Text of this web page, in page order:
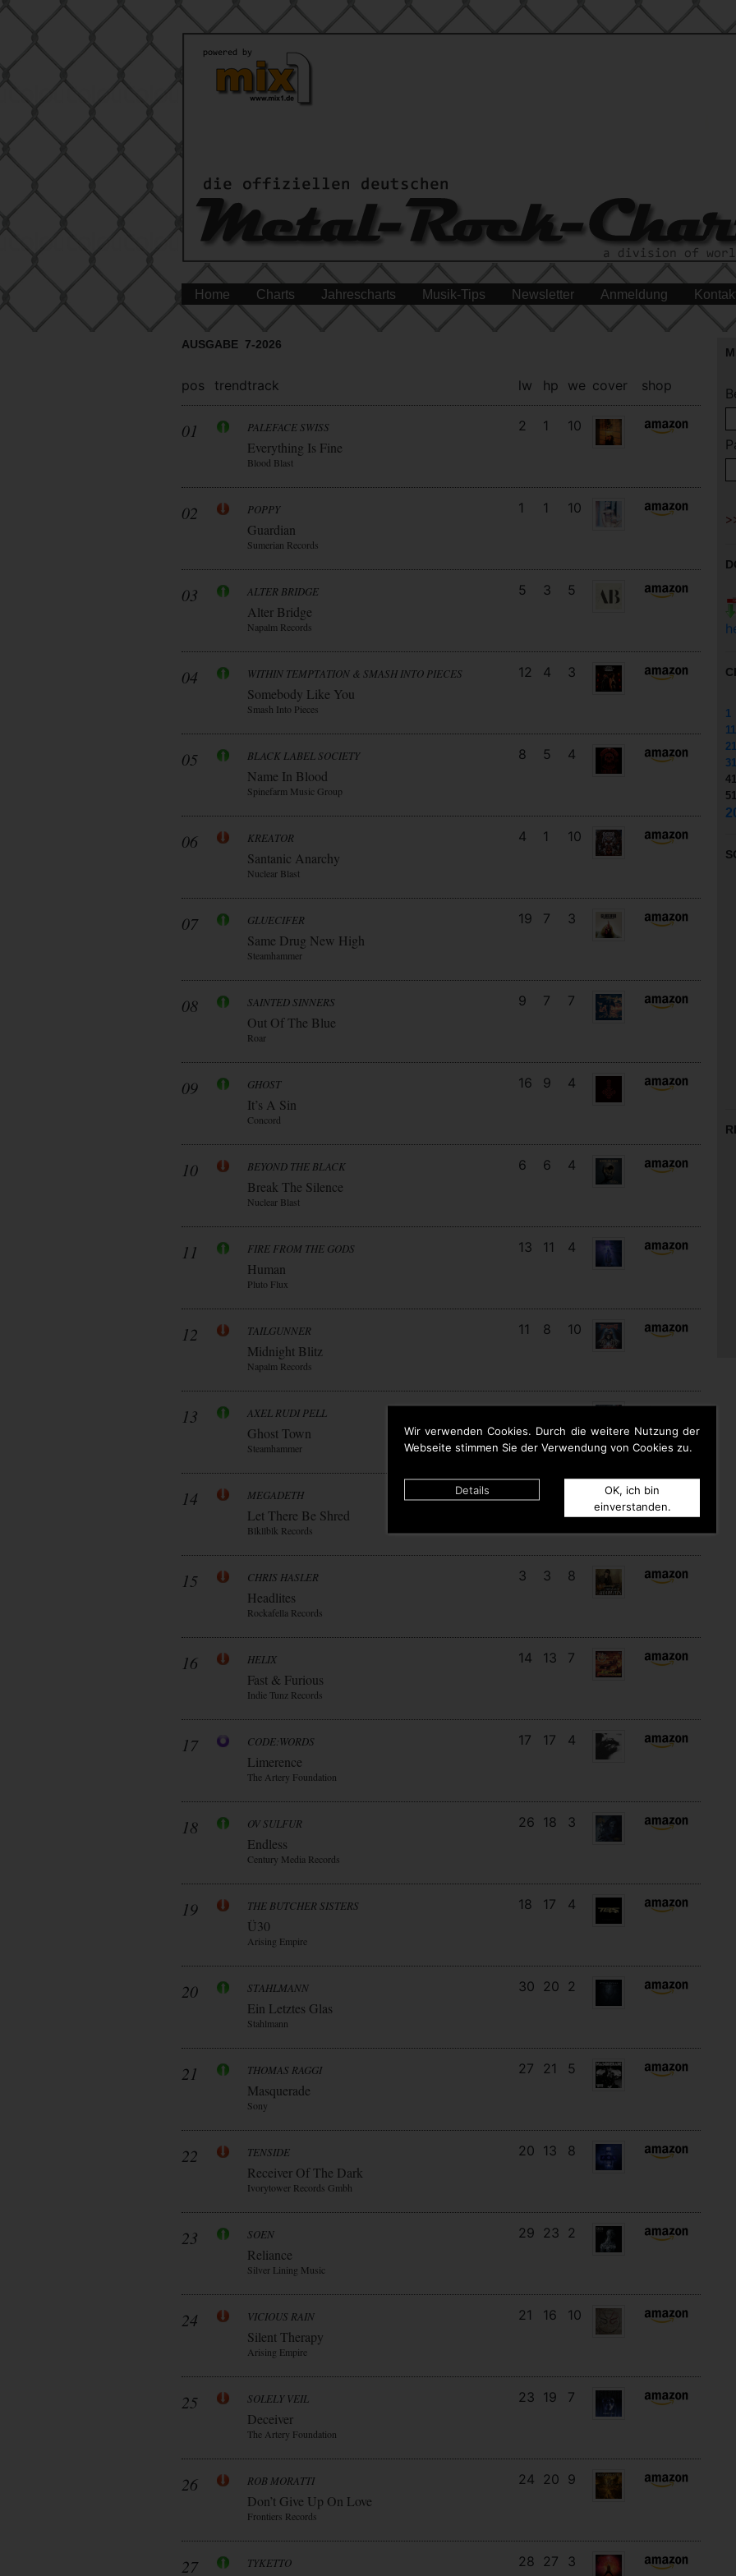
Wir verwenden Cookies. Durch die weitere Nutzung der
Webseite stimmen Sie der Verwendung von Cookies zu.
Details
OK, ich bin
einverstanden.
Home Charts Jahrescharts Musik-Tips Newsletter Anmeldung
AUSGABE 7-2026
pos trendtrack lw hp we cover shop
01 PALEFACE SWISS
Everything Is Fine
Blood Blast
2 1 10
02 POPPY
Guardian
Sumerian Records
1 1 10
03 ALTER BRIDGE
Alter Bridge
Napalm Records
5 3 5
04 WITHIN TEMPTATION & SMASH INTO PIECES
Somebody Like You
Smash Into Pieces
12 4 3
05 BLACK LABEL SOCIETY
Name In Blood
Spinefarm Music Group
8 5 4
06 KREATOR
Santanic Anarchy
Nuclear Blast
4 1 10
07 GLUECIFER
Same Drug New High
Steamhammer
19 7 3
08 SAINTED SINNERS
Out Of The Blue
Roar
9 7 7
09 GHOST
It’s A Sin
Concord
16 9 4
10 BEYOND THE BLACK
Break The Silence
Nuclear Blast
6 6 4
11 FIRE FROM THE GODS
Human
Pluto Flux
13 11 4
12 TAILGUNNER
Midnight Blitz
Napalm Records
11 8 10
13 AXEL RUDI PELL
Ghost Town
Steamhammer
15 6 8
14 MEGADETH
Let There Be Shred
Blkllblk Records
15 CHRIS HASLER
Headlites
Rockafella Records
3 3 8
16 HELIX
Fast & Furious
Indie Tunz Records
14 13 7
17 CODE:WORDS
Limerence
The Artery Foundation
17 17 4
18 OV SULFUR
Endless
Century Media Records
26 18 3
19 THE BUTCHER SISTERS
Ü30
Arising Empire
18 17 4
20 STAHLMANN
Ein Letztes Glas
Stahlmann
30 20 2
21 THOMAS RAGGI
Masquerade
Sony
27 21 5
22 TENSIDE
Receiver Of The Dark
Ivorytower Records Gmbh
20 13 8
23 SOEN
Reliance
Silver Lining Music
29 23 2
24 VICIOUS RAIN
Silent Therapy
Arising Empire
21 16 10
25 SOLELY VEIL
Deceiver
The Artery Foundation
23 19 7
26 ROB MORATTI
Don’t Give Up On Love
Frontiers Records
24 20 9
27 TYKETTO 28 27 3
1
11
21
31
41
51